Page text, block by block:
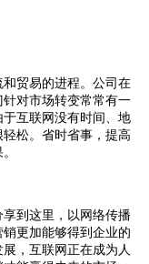
贸易的进程。公司在
对市场转变常常有一
互联网没有时间、地
松。省时省事，提高
到这里，以网络传播
更加能够得到企业的
，互联网正在成为人